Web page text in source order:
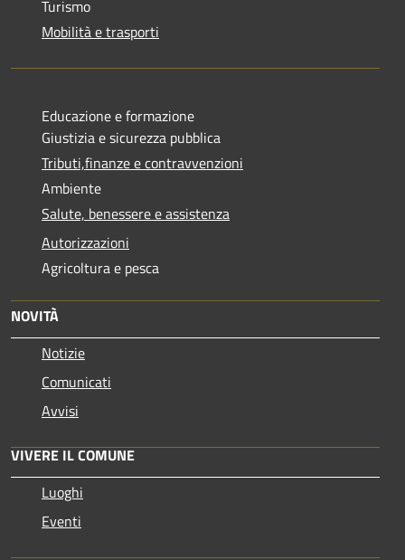
Turismo
Mobilità e trasporti
Educazione e formazione
Giustizia e sicurezza pubblica
Tributi,finanze e contravvenzioni
Ambiente
Salute, benessere e assistenza
Autorizzazioni
Agricoltura e pesca
NOVITÀ
Notizie
Comunicati
Avvisi
VIVERE IL COMUNE
Luoghi
Eventi